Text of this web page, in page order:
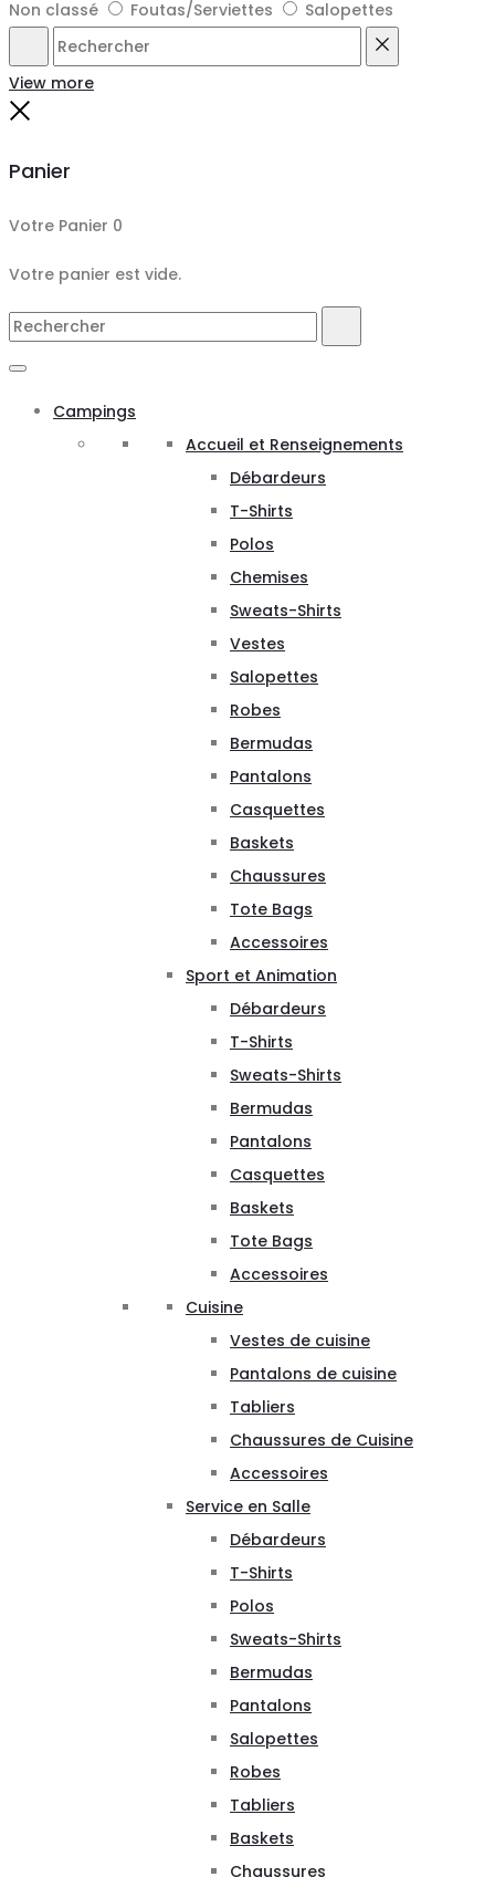
Non classé
Foutas/Serviettes Salopettes
Rechercher
View more
Panier
Votre Panier 0
Votre panier est vide.
Search
Campings
Accueil et Renseignements
Débardeurs
T-Shirts
Polos
Chemises
Sweats-Shirts
Vestes
Salopettes
Robes
Bermudas
Pantalons
Casquettes
Baskets
Chaussures
Tote Bags
Accessoires
Sport et Animation
Débardeurs
T-Shirts
Sweats-Shirts
Bermudas
Pantalons
Casquettes
Baskets
Tote Bags
Accessoires
Cuisine
Vestes de cuisine
Pantalons de cuisine
Tabliers
Chaussures de Cuisine
Accessoires
Service en Salle
Débardeurs
T-Shirts
Polos
Sweats-Shirts
Bermudas
Pantalons
Salopettes
Robes
Tabliers
Baskets
Chaussures